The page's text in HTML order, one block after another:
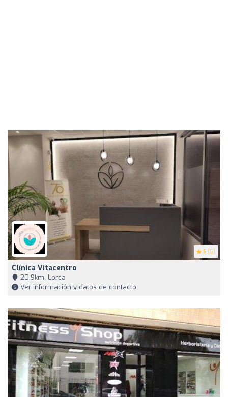
5 (5)
Clínica Vitacentro
20,9km, Lorca
Ver información y datos de contacto